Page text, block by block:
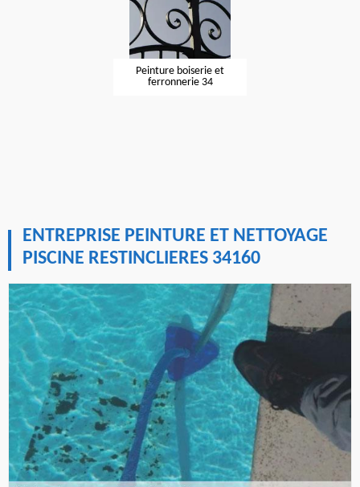
Peinture boiserie et
ferronnerie 34
ENTREPRISE PEINTURE ET NETTOYAGE
PISCINE RESTINCLIERES 34160